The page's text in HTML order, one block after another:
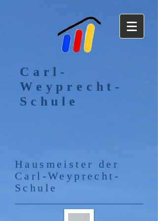
Carl-
Weyprecht-
Schule
Hausmeister der
Carl-Weyprecht-
Schule